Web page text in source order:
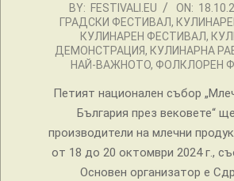
2024-
10-
18
BY: FESTIVALI.EU ON:
ГРАДСКИ ФЕСТИВАЛ,
КУЛИНАРЕН ФЕСТИВАЛ,
ДЕМОНСТРАЦИЯ, КУЛИНАРНА
НАЙ-ВАЖНОТО, ФОЛКЛОРЕН
Петият национален събор
България през вековете“
производители на млечни
от 18 до 20 октомври 2024 г.,
Основен организатор е